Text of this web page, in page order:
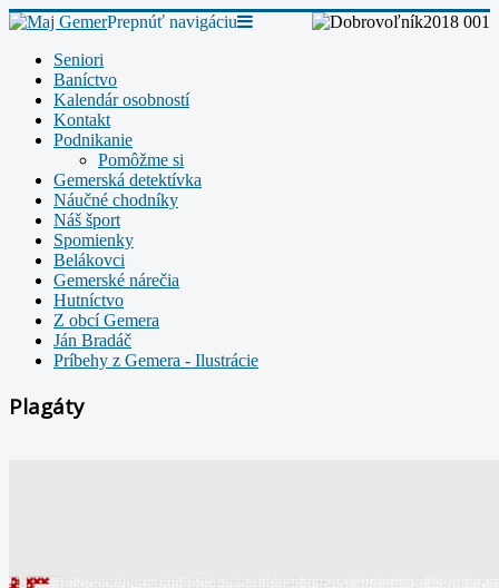
Prepnúť navigáciu
Seniori
Baníctvo
Kalendár osobností
Kontakt
Podnikanie
Pomôžme si
Gemerská detektívka
Náučné chodníky
Náš šport
Spomienky
Belákovci
Gemerské nárečia
Hutníctvo
Z obcí Gemera
Ján Bradáč
Príbehy z Gemera - Ilustrácie
Plagáty